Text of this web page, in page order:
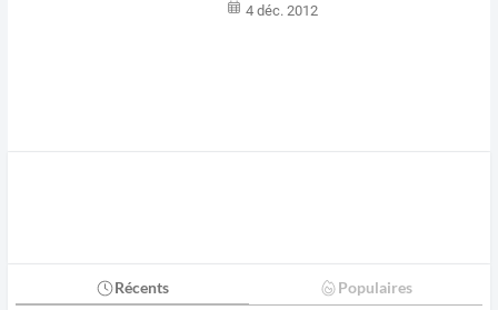
4 déc. 2012
Récents Populaires